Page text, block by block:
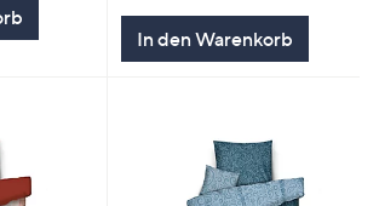
In den Warenkorb